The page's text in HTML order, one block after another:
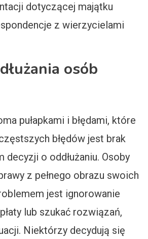
dotyczącej majątku
z wierzycielami
osób
pułapkami i błędami, które
błędów jest brak
o oddłużaniu. Osoby
z pełnego obrazu swoich
jest ignorowanie
lub szukać rozwiązań,
Niektórzy decydują się